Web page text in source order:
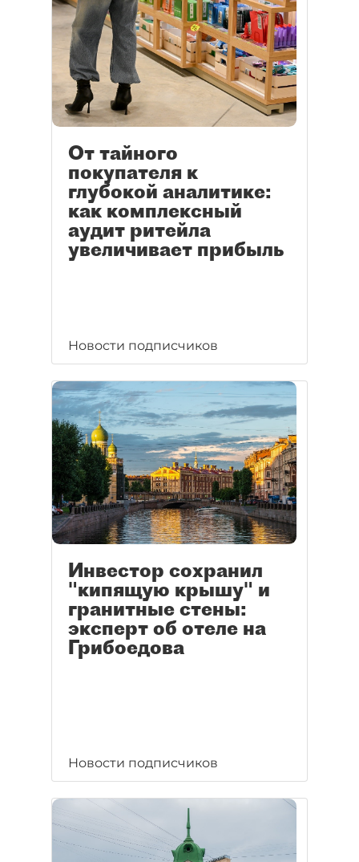
От тайного
покупателя к
глубокой аналитике:
как комплексный
аудит ритейла
увеличивает прибыль
Новости подписчиков
Инвестор сохранил
"кипящую крышу" и
гранитные стены:
эксперт об отеле на
Грибоедова
Новости подписчиков